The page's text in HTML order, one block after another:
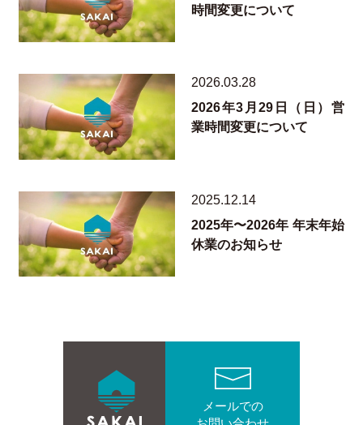
時間変更について
2026.03.28
2026年3月29日（日）営
業時間変更について
2025.12.14
2025年〜2026年 年末年始
休業のお知らせ
メールでの